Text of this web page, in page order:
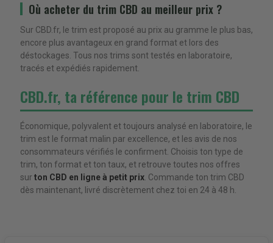
Où acheter du trim CBD au meilleur prix ?
Sur CBD.fr, le trim est proposé au prix au gramme le plus bas,
encore plus avantageux en grand format et lors des
déstockages. Tous nos trims sont testés en laboratoire,
tracés et expédiés rapidement.
CBD.fr, ta référence pour le trim CBD
Économique, polyvalent et toujours analysé en laboratoire, le
trim est le format malin par excellence, et les avis de nos
consommateurs vérifiés le confirment. Choisis ton type de
trim, ton format et ton taux, et retrouve toutes nos offres
sur ton CBD en ligne à petit prix. Commande ton trim CBD
dès maintenant, livré discrètement chez toi en 24 à 48 h.